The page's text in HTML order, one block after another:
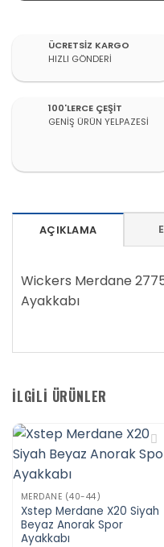
ÜCRETSİZ KARGO
HIZLI GÖNDERİ
100'LERCE ÇEŞİT
GENİŞ ÜRÜN YELPAZESİ
AÇIKLAMA
Wickers Merdane
Ayakkabı
İLGILI ÜRÜNLER
Favorilere
MERDANE (40-44)
Xstep Merdane X20 Siyah
Beyaz Anorak Spor
Ayakkabı